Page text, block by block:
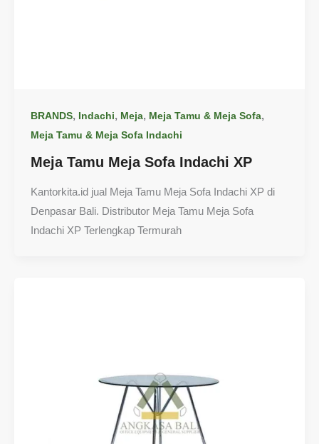
BRANDS, Indachi, Meja, Meja Tamu & Meja Sofa,
Meja Tamu & Meja Sofa Indachi
Meja Tamu Meja Sofa Indachi XP
Kantorkita.id jual Meja Tamu Meja Sofa Indachi XP di
Denpasar Bali. Distributor Meja Tamu Meja Sofa
Indachi XP Terlengkap Termurah